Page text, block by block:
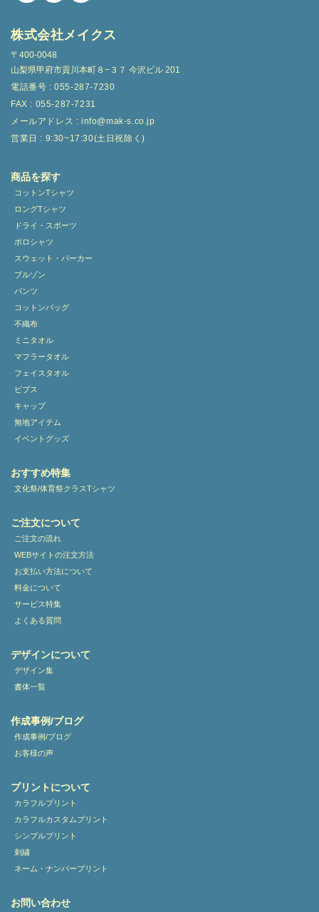
株式会社メイクス
〒400-0048
山梨県甲府市貢川本町８−３７ 今沢ビル 201
電話番号 : 055-287-7230
FAX : 055-287-7231
メールアドレス : info@mak-s.co.jp
営業日 : 9:30~17:30(土日祝除く)
商品を探す
コットンTシャツ
ロングTシャツ
ドライ・スポーツ
ポロシャツ
スウェット・パーカー
ブルゾン
パンツ
コットンバッグ
不織布
ミニタオル
マフラータオル
フェイスタオル
ビブス
キャップ
無地アイテム
イベントグッズ
おすすめ特集
文化祭/体育祭クラスTシャツ
ご注文について
ご注文の流れ
WEBサイトの注文方法
お支払い方法について
料金について
サービス特集
よくある質問
デザインについて
デザイン集
書体一覧
作成事例/ブログ
作成事例/ブログ
お客様の声
プリントについて
カラフルプリント
カラフルカスタムプリント
シンプルプリント
刺繍
ネーム・ナンバープリント
お問い合わせ